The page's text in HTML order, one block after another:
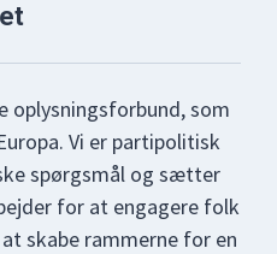
oplysningsforbund, som
Vi er partipolitisk
spørgsmål og sætter
for at engagere folk
skabe rammerne for en